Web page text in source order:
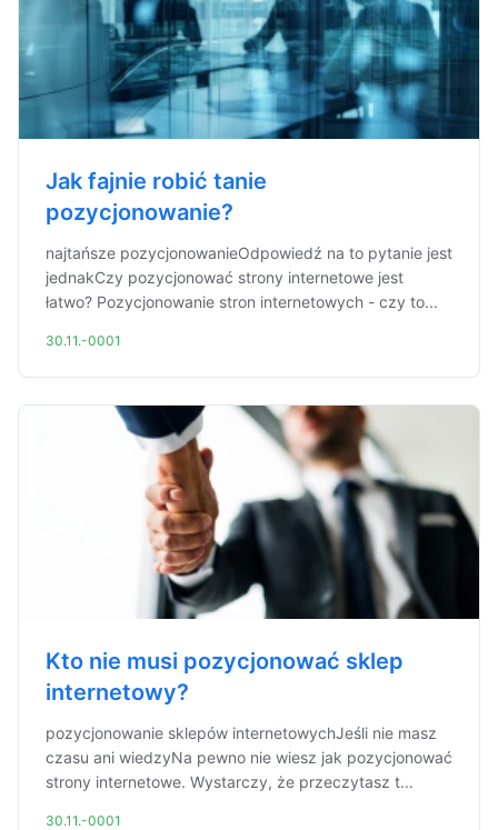
Jak fajnie robić tanie
pozycjonowanie?
najtańsze pozycjonowanieOdpowiedź na to pytanie jest
jednakCzy pozycjonować strony internetowe jest
łatwo? Pozycjonowanie stron internetowych - czy to...
30.11.-0001
Kto nie musi pozycjonować sklep
internetowy?
pozycjonowanie sklepów internetowychJeśli nie masz
czasu ani wiedzyNa pewno nie wiesz jak pozycjonować
strony internetowe. Wystarczy, że przeczytasz t...
30.11.-0001